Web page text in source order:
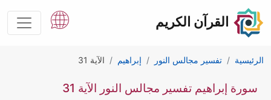
القرآن الكريم
الرئيسية تفسير مجالس النور إبراهيم الآية 31
سورة إبراهيم تفسير مجالس النور الآية 31